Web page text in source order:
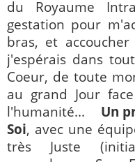
du Royaume
gestation pour
bras, et
j'espérais dans
Coeur, de toute
au grand Jour
l'humanité...
Un
Soi, avec une
très Juste